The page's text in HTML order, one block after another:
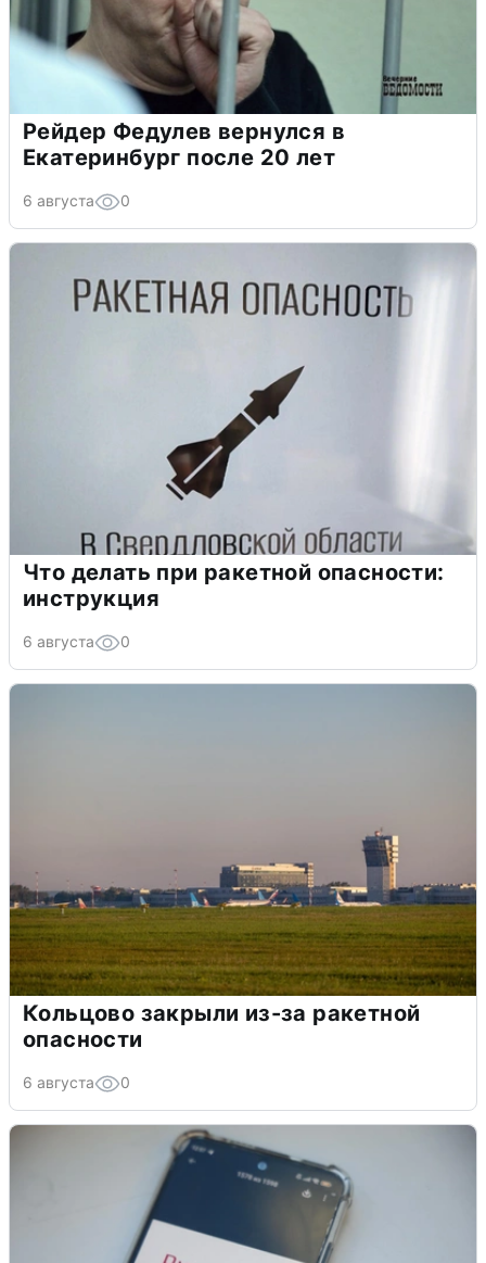
Рейдер Федулев вернулся в
Екатеринбург после 20 лет
6 августа 0
Что делать при ракетной опасности:
инструкция
6 августа 0
Кольцово закрыли из-за ракетной
опасности
6 августа 0